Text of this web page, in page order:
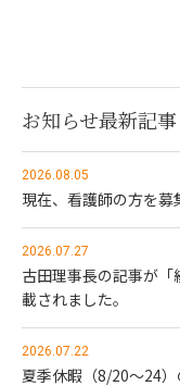
お知らせ最新記事
2026.08.05
現在、看護師の方を募
2026.07.27
古田理事長の記事が
載されました。
2026.07.22
夏季休暇（8/20～24